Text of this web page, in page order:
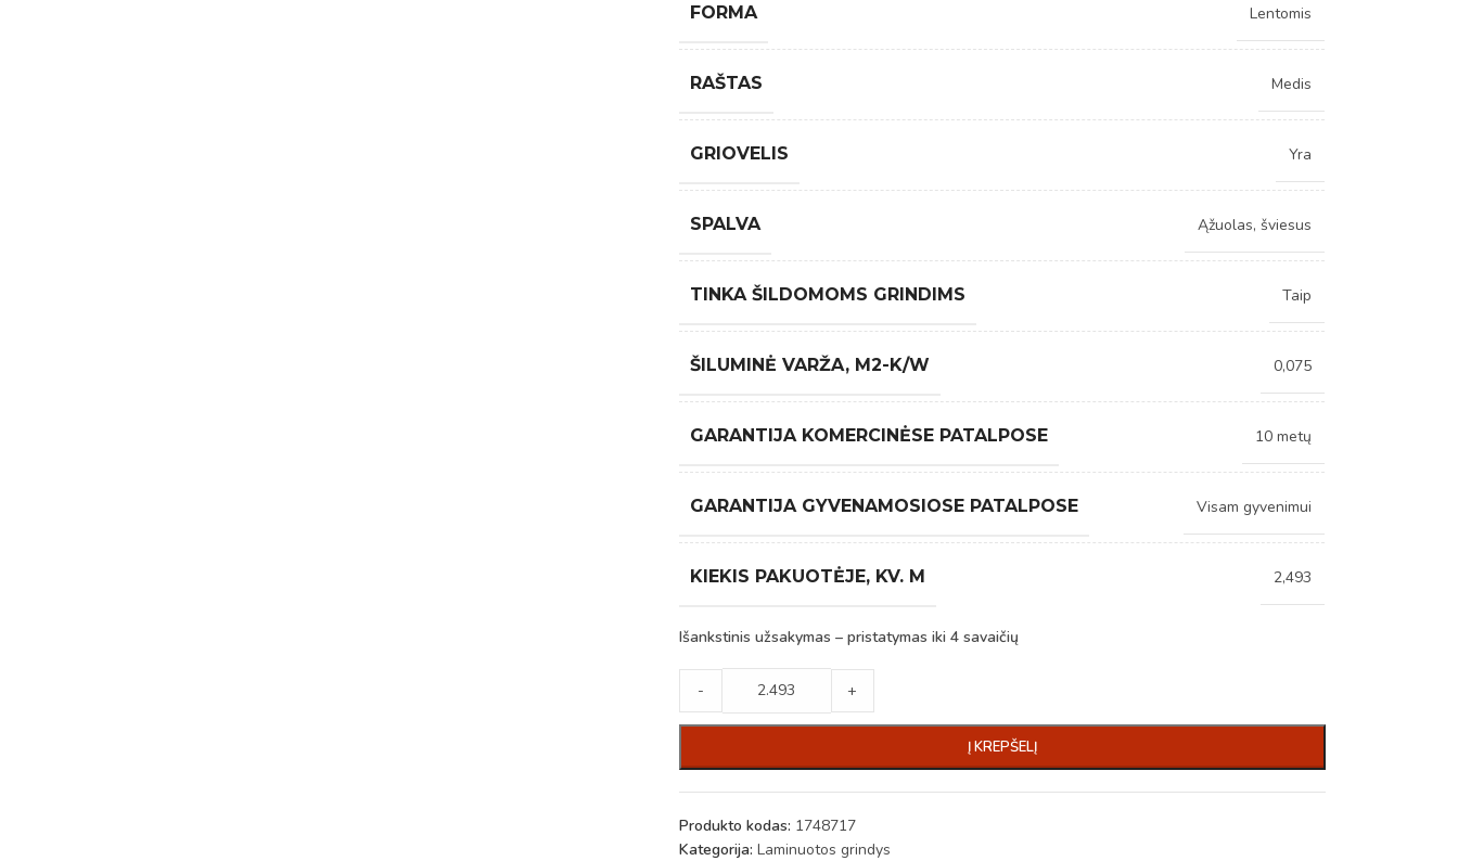
FORMA Lentomis
RAŠTAS Medis
GRIOVELIS Yra
SPALVA Ąžuolas, šviesus
TINKA ŠILDOMOMS GRINDIMS Taip
ŠILUMINĖ VARŽA, M2-K/W 0,075
GARANTIJA KOMERCINĖSE PATALPOSE 10 metų
GARANTIJA GYVENAMOSIOSE PATALPOSE Visam gyvenimui
KIEKIS PAKUOTĖJE, KV. M 2,493
Išankstinis užsakymas – pristatymas iki 4 savaičių
- +
Į KREPŠELĮ
Produkto kodas: 1748717
Kategorija: Laminuotos grindys